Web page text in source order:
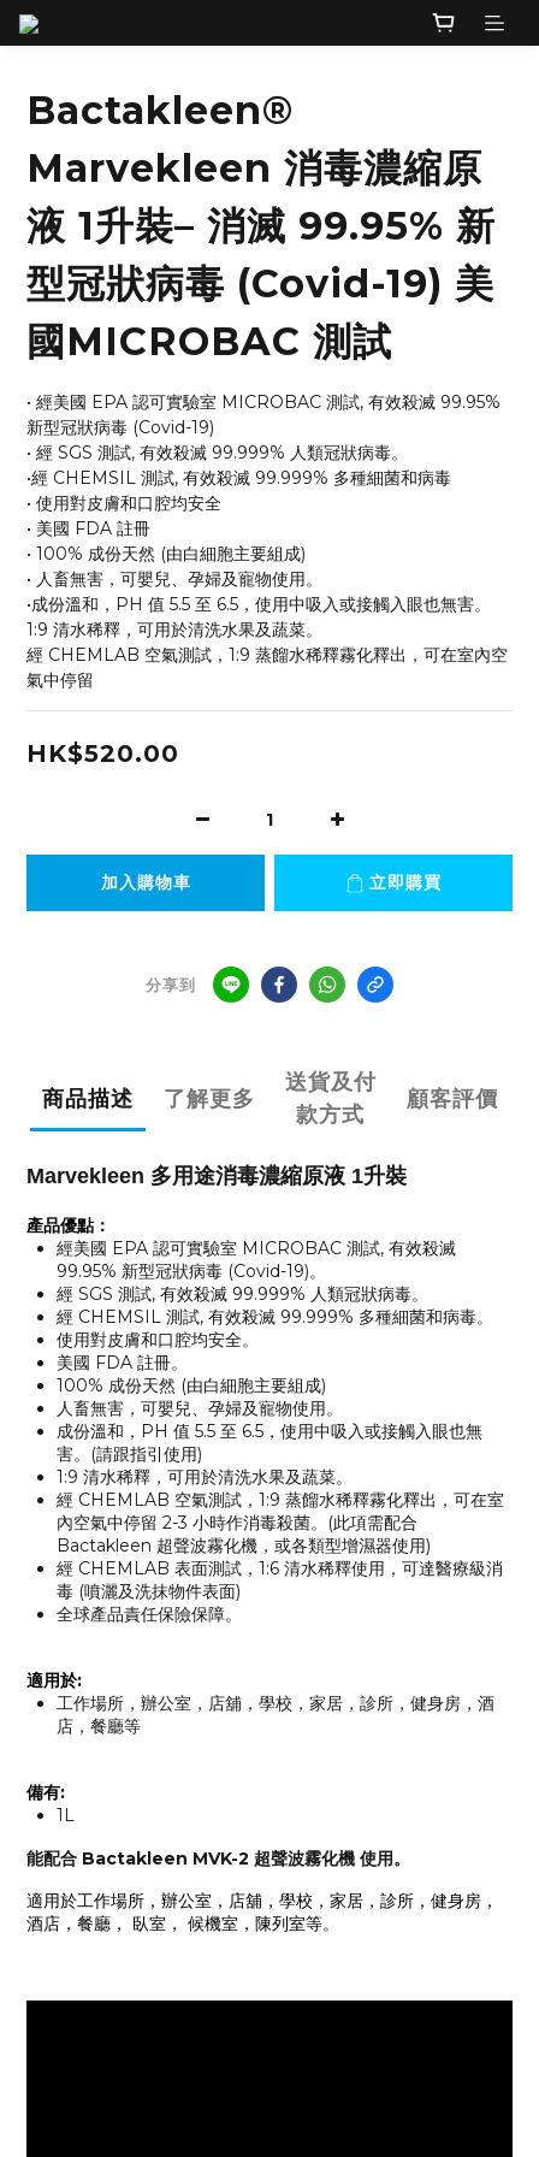
Bactakleen®
Marvekleen 消毒濃縮原
液 1升裝– 消滅 99.95% 新
型冠狀病毒 (Covid-19) 美
國MICROBAC 測試
• 經美國 EPA 認可實驗室 MICROBAC 測試, 有效殺滅 99.95%
新型冠狀病毒 (Covid-19)
• 經 SGS 測試, 有效殺滅 99.999% 人類冠狀病毒。
•經 CHEMSIL 測試, 有效殺滅 99.999% 多種細菌和病毒
• 使用對皮膚和口腔均安全
• 美國 FDA 註冊
• 100% 成份天然 (由白細胞主要組成)
• 人畜無害，可嬰兒、孕婦及寵物使用。
•成份溫和，PH 值 5.5 至 6.5，使用中吸入或接觸入眼也無害。
1:9 清水稀釋，可用於清洗水果及蔬菜。
經 CHEMLAB 空氣測試，1:9 蒸餾水稀釋霧化釋出，可在室內空
氣中停留
HK$520.00
加入購物車 立即購買
分享到
商品描述 了解更多
送貨及付
款方式
顧客評價
Marvekleen 多用途消毒濃縮原液 1升裝
產品優點：
經美國 EPA 認可實驗室 MICROBAC 測試, 有效殺滅
99.95% 新型冠狀病毒 (Covid-19)。
經 SGS 測試, 有效殺滅 99.999% 人類冠狀病毒。
經 CHEMSIL 測試, 有效殺滅 99.999% 多種細菌和病毒。
使用對皮膚和口腔均安全。
美國 FDA 註冊。
100% 成份天然 (由白細胞主要組成)
人畜無害，可嬰兒、孕婦及寵物使用。
成份溫和，PH 值 5.5 至 6.5，使用中吸入或接觸入眼也無
害。(請跟指引使用)
1:9 清水稀釋，可用於清洗水果及蔬菜。
經 CHEMLAB 空氣測試，1:9 蒸餾水稀釋霧化釋出，可在室
內空氣中停留 2-3 小時作消毒殺菌。(此項需配合
Bactakleen 超聲波霧化機，或各類型增濕器使用)
經 CHEMLAB 表面測試，1:6 清水稀釋使用，可達醫療級消
毒 (噴灑及洗抹物件表面)
全球產品責任保險保障。
適用於:
工作場所，辦公室，店舖，學校，家居，診所，健身房，酒
店，餐廳等
備有:
1L
能配合 Bactakleen MVK-2 超聲波霧化機 使用。
適用於工作場所，辦公室，店舖，學校，家居，診所，健身房，
酒店，餐廳， 臥室， 候機室，陳列室等。